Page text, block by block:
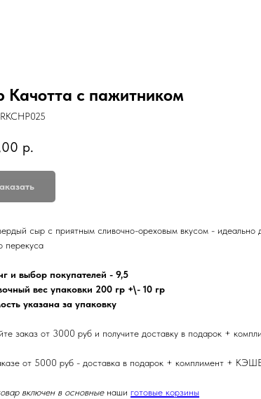
Качотта с пажитником
р.
сыр с приятным сливочно-ореховым вкусом - идеально
перекуса
и выбор покупателей - 9,5
вес упаковки 200 гр +\- 10 гр
указана за упаковку
заказ от 3000 руб и получите доставку в подарок +
от 5000 руб - доставка в подарок + комплимент +
включен в основныенаши готовые корзины